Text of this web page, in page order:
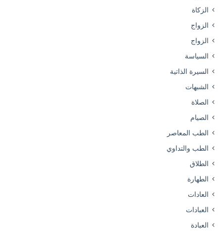
الزكاة
الزواج
الزواج
السياسة
السيرة الذاتية
الشبهات
الصلاة
الصيام
الطب المعاصر
الطب والتداوي
الطلاق
الطهارة
العادات
العبادات
العبادة